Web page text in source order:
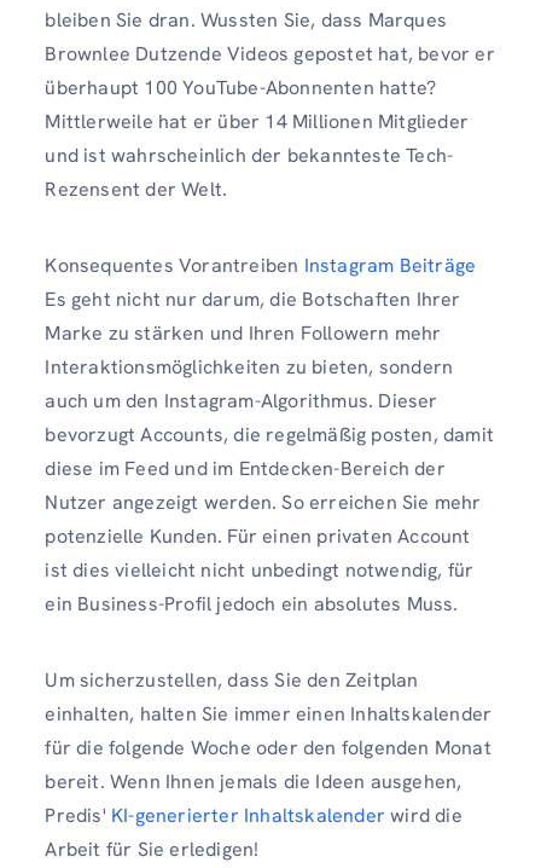
bleiben Sie dran. Wussten Sie, dass Marques
Brownlee Dutzende Videos gepostet hat, bevor er
überhaupt 100 YouTube-Abonnenten hatte?
Mittlerweile hat er über 14 Millionen Mitglieder
und ist wahrscheinlich der bekannteste Tech-
Rezensent der Welt.
Konsequentes Vorantreiben Instagram Beiträge
Es geht nicht nur darum, die Botschaften Ihrer
Marke zu stärken und Ihren Followern mehr
Interaktionsmöglichkeiten zu bieten, sondern
auch um den Instagram-Algorithmus. Dieser
bevorzugt Accounts, die regelmäßig posten, damit
diese im Feed und im Entdecken-Bereich der
Nutzer angezeigt werden. So erreichen Sie mehr
potenzielle Kunden. Für einen privaten Account
ist dies vielleicht nicht unbedingt notwendig, für
ein Business-Profil jedoch ein absolutes Muss.
Um sicherzustellen, dass Sie den Zeitplan
einhalten, halten Sie immer einen Inhaltskalender
für die folgende Woche oder den folgenden Monat
bereit. Wenn Ihnen jemals die Ideen ausgehen,
Predis' KI-generierter Inhaltskalender wird die
Arbeit für Sie erledigen!